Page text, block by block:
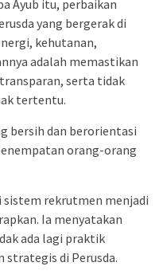
Ayub itu, perbaikan
yang bergerak di
kehutanan,
adalah memastikan
serta tidak
tertentu.
bersih dan berorientasi
orang-orang
sistem rekrutmen menjadi
Ia menyatakan
ada lagi praktik
strategis di Perusda.